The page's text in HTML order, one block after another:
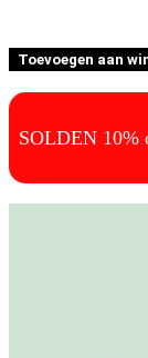
Toevoegen aan
SOLDEN 10%